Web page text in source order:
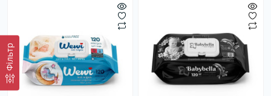
Фiльтр